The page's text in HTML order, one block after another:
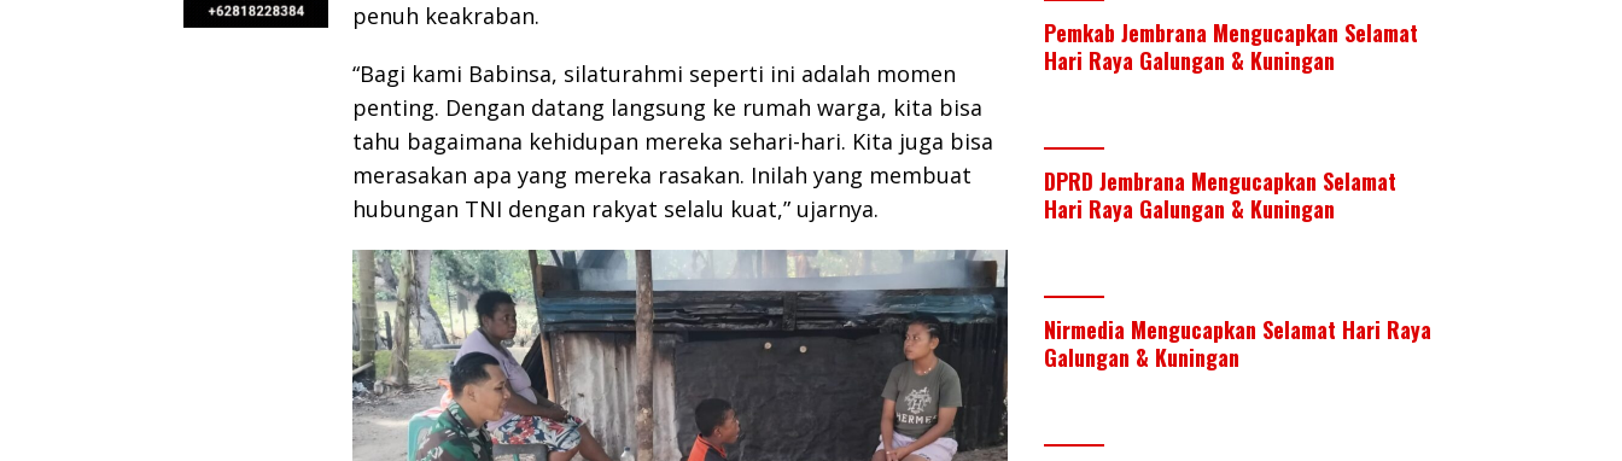
penuh keakraban.
“Bagi kami Babinsa, silaturahmi seperti ini adalah momen
penting. Dengan datang langsung ke rumah warga, kita bisa
tahu bagaimana kehidupan mereka sehari-hari. Kita juga bisa
merasakan apa yang mereka rasakan. Inilah yang membuat
hubungan TNI dengan rakyat selalu kuat,” ujarnya.
Pemkab Jembrana Mengucapkan Selamat
Hari Raya Galungan & Kuningan
DPRD Jembrana Mengucapkan Selamat
Hari Raya Galungan & Kuningan
Nirmedia Mengucapkan Selamat Hari Raya
Galungan & Kuningan